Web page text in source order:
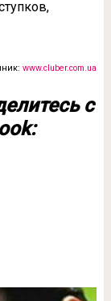
www.cluber.com.ua
с